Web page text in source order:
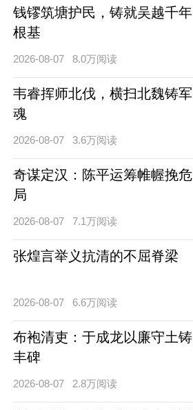
钱镠筑塘护民，铸就吴越千年
根基
2026-08-07 8.0万阅读
韦睿挥师北伐，横扫北魏铸军
魂
2026-08-07 3.6万阅读
奇谋定汉：陈平运筹帷幄挽危
局
2026-08-07 7.1万阅读
张煌言举义抗清的不屈脊梁
2026-08-07 6.6万阅读
布袍清吏：于成龙以廉守土铸
丰碑
2026-08-07 2.8万阅读